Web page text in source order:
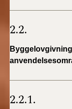
2018)
2018)
2.2.
2.2.1.